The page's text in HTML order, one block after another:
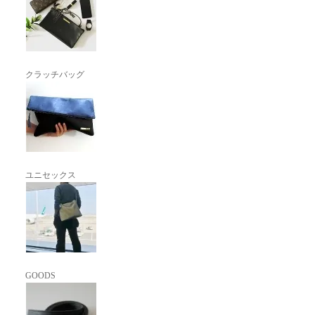
クラッチバッグ
ユニセックス
GOODS